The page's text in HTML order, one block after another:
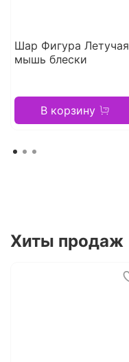
Шар Фигура Летучая
мышь блески
В корзину
Хиты продаж